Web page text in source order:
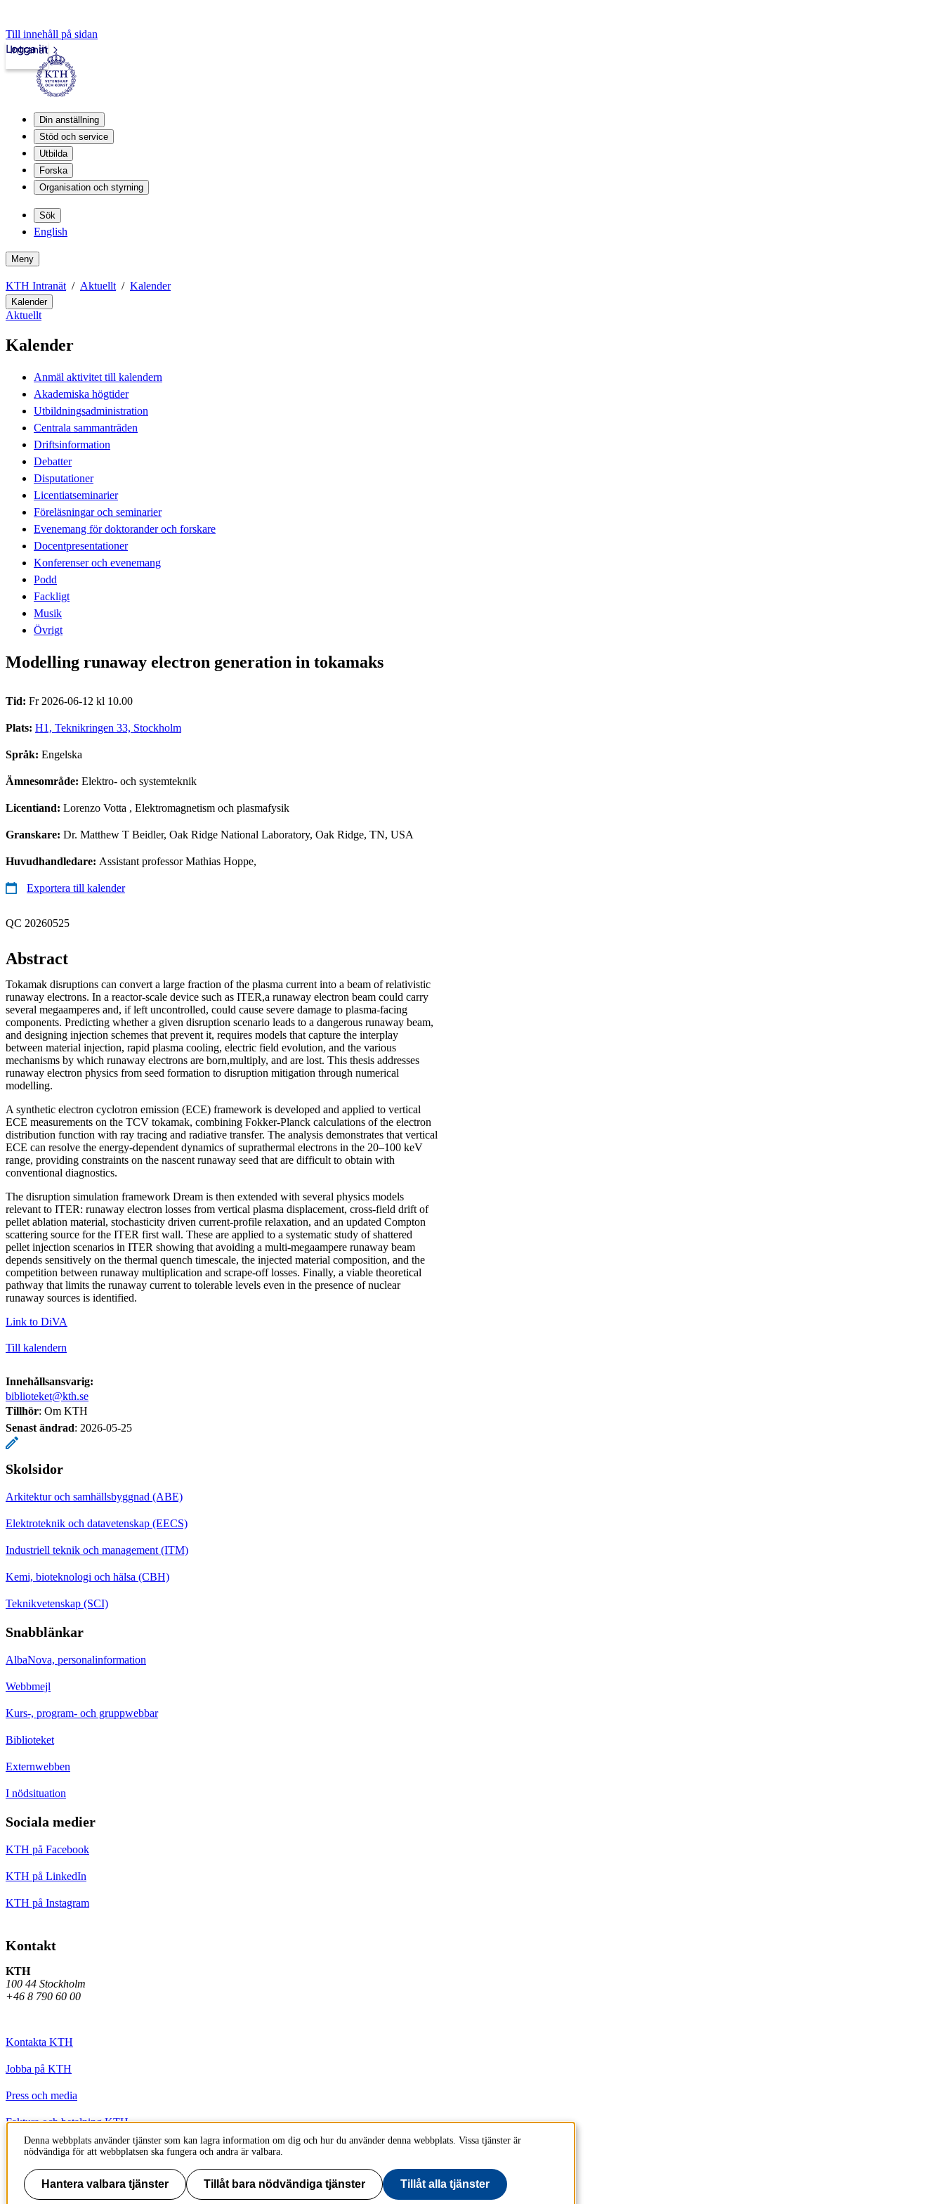
Till innehåll på sidan
Intranät
Logga in
Din anställning
Stöd och service
Utbilda
Forska
Organisation och styrning
Sök
English
Meny
KTH Intranät Aktuellt Kalender
Kalender
Aktuellt
Kalender
Anmäl aktivitet till kalendern
Akademiska högtider
Utbildningsadministration
Centrala sammanträden
Driftsinformation
Debatter
Disputationer
Licentiatseminarier
Föreläsningar och seminarier
Evenemang för doktorander och forskare
Docentpresentationer
Konferenser och evenemang
Podd
Fackligt
Musik
Övrigt
Modelling runaway electron generation in tokamaks
Tid: Fr 2026-06-12 kl 10.00
Plats: H1, Teknikringen 33, Stockholm
Språk: Engelska
Ämnesområde: Elektro- och systemteknik
Licentiand: Lorenzo Votta , Elektromagnetism och plasmafysik
Granskare: Dr. Matthew T Beidler, Oak Ridge National Laboratory, Oak Ridge, TN, USA
Huvudhandledare: Assistant professor Mathias Hoppe,
Exportera till kalender
QC 20260525
Abstract
Tokamak disruptions can convert a large fraction of the plasma current into a beam of relativistic
runaway electrons. In a reactor-scale device such as ITER,a runaway electron beam could carry
several megaamperes and, if left uncontrolled, could cause severe damage to plasma-facing
components. Predicting whether a given disruption scenario leads to a dangerous runaway beam,
and designing injection schemes that prevent it, requires models that capture the interplay
between material injection, rapid plasma cooling, electric field evolution, and the various
mechanisms by which runaway electrons are born,multiply, and are lost. This thesis addresses
runaway electron physics from seed formation to disruption mitigation through numerical
modelling.
A synthetic electron cyclotron emission (ECE) framework is developed and applied to vertical
ECE measurements on the TCV tokamak, combining Fokker-Planck calculations of the electron
distribution function with ray tracing and radiative transfer. The analysis demonstrates that vertical
ECE can resolve the energy-dependent dynamics of suprathermal electrons in the 20–100 keV
range, providing constraints on the nascent runaway seed that are difficult to obtain with
conventional diagnostics.
The disruption simulation framework Dream is then extended with several physics models
relevant to ITER: runaway electron losses from vertical plasma displacement, cross-field drift of
pellet ablation material, stochasticity driven current-profile relaxation, and an updated Compton
scattering source for the ITER first wall. These are applied to a systematic study of shattered
pellet injection scenarios in ITER showing that avoiding a multi-megaampere runaway beam
depends sensitively on the thermal quench timescale, the injected material composition, and the
competition between runaway multiplication and scrape-off losses. Finally, a viable theoretical
pathway that limits the runaway current to tolerable levels even in the presence of nuclear
runaway sources is identified.
Link to DiVA
Till kalendern
Innehållsansvarig:
biblioteket@kth.se
Tillhör: Om KTH
Senast ändrad: 2026-05-25
Skolsidor
Arkitektur och samhällsbyggnad (ABE)
Elektroteknik och datavetenskap (EECS)
Industriell teknik och management (ITM)
Kemi, bioteknologi och hälsa (CBH)
Teknikvetenskap (SCI)
Snabblänkar
AlbaNova, personalinformation
Webbmejl
Kurs-, program- och gruppwebbar
Biblioteket
Externwebben
I nödsituation
Sociala medier
KTH på Facebook
KTH på LinkedIn
KTH på Instagram
Kontakt
KTH
100 44 Stockholm
+46 8 790 60 00
Kontakta KTH
Jobba på KTH
Press och media
Faktura och betalning KTH
Om KTH:s webbplatser
Tillgänglighetsredogörelse
Denna webbplats använder tjänster som kan lagra information om dig och hur du använder denna webbplats. Vissa tjänster är
nödvändiga för att webbplatsen ska fungera och andra är valbara.
Hantera valbara tjänster Tillåt bara nödvändiga tjänster Tillåt alla tjänster